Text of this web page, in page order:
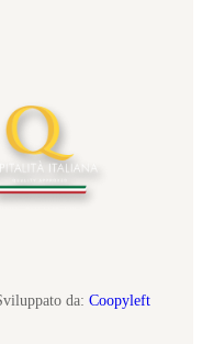
da: Coopyleft